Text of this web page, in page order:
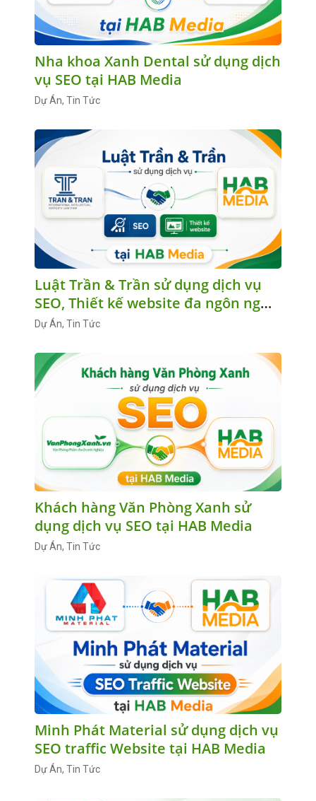
Nha khoa Xanh Dental sử dụng dịch
vụ SEO tại HAB Media
Dự Án, Tin Tức
Luật Trần & Trần sử dụng dịch vụ
SEO, Thiết kế website đa ngôn ngữ
tại HAB Media
Dự Án, Tin Tức
Khách hàng Văn Phòng Xanh sử
dụng dịch vụ SEO tại HAB Media
Dự Án, Tin Tức
Minh Phát Material sử dụng dịch vụ
SEO traffic Website tại HAB Media
Dự Án, Tin Tức